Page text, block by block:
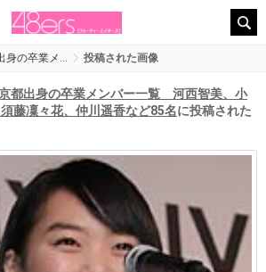
身の卒業メ… 投稿された画像
京都出身の卒業メンバー一覧 河西智美、小
藤凜々花、仲川遥香など85名に投稿された